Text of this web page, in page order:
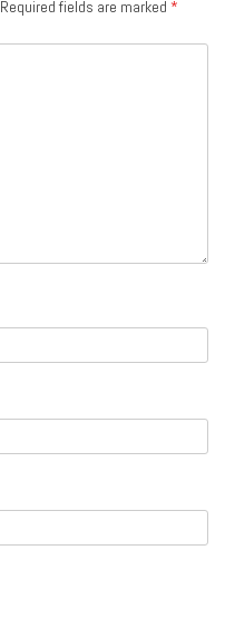
Required fields are marked *